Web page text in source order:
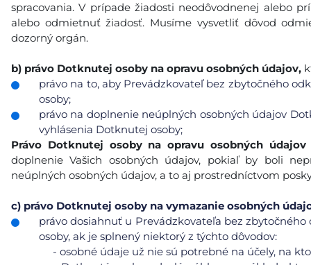
spracovania. V prípade žiadosti neodôvodnenej alebo
alebo odmietnuť žiadosť. Musíme vysvetliť dôvod
dozorný orgán.
b) právo Dotknutej osoby na opravu osobných údajov,
právo na to, aby Prevádzkovateľ bez zbytočného
osoby;
právo na doplnenie neúplných osobných údajov
vyhlásenia Dotknutej osoby;
Právo Dotknutej osoby na opravu osobných údajov
doplnenie Vašich osobných údajov, pokiaľ by boli
neúplných osobných údajov, a to aj prostredníctvom
c) právo Dotknutej osoby na vymazanie osobných
právo dosiahnuť u Prevádzkovateľa bez
osoby, ak je splnený niektorý z týchto dôvodov:
- osobné údaje už nie sú potrebné na účely, na